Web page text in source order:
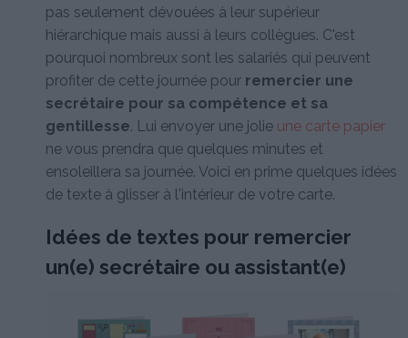
pas seulement dévouées à leur supérieur
hiérarchique mais aussi à leurs collègues. C'est
pourquoi nombreux sont les salariés qui peuvent
profiter de cette journée pour remercier une
secrétaire pour sa compétence et sa
gentillesse. Lui envoyer une jolie une carte papier
ne vous prendra que quelques minutes et
ensoleillera sa journée. Voici en prime quelques idées
de texte à glisser à l'intérieur de votre carte.
Idées de textes pour remercier
un(e) secrétaire ou assistant(e)